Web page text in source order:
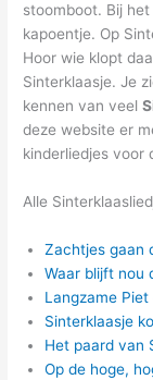
stoomboot. Bij
kapoentje. Op
Hoor wie klopt
Sinterklaasje. Je
kennen van veel
deze website er
kinderliedjes voor
Alle
Zachtjes gaan
Waar blijft nou
Langzame
Sinterklaasje
Het paard van
Op de hoge,